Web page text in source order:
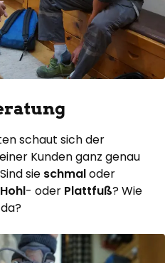
schaut sich der
Kunden ganz genau
sie schmaloder
Hohl- oder Plattfuß? Wie